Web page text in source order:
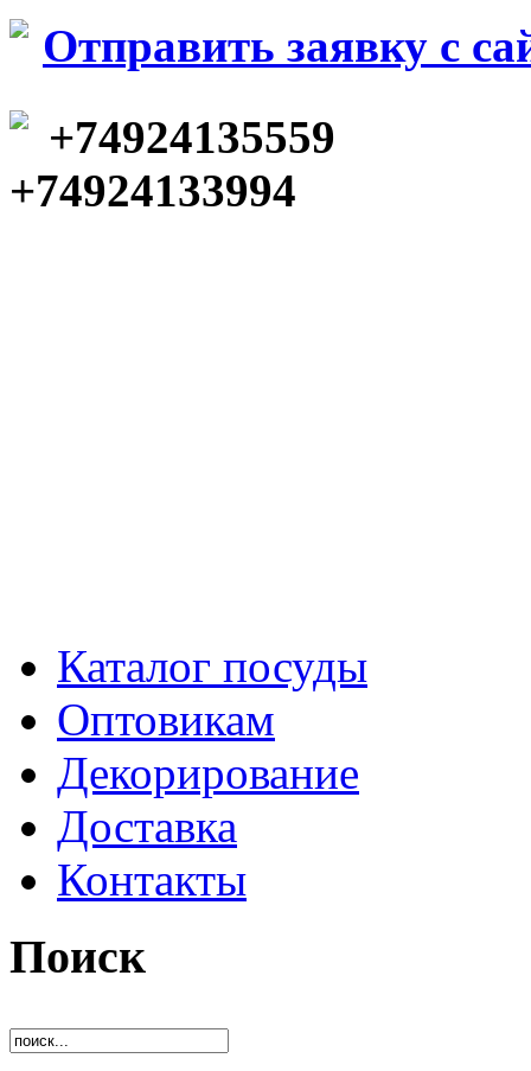
Отправить заявку c
+74924135559
+74924133994
Каталог посуды
Оптовикам
Декорирование
Доставка
Контакты
Поиск